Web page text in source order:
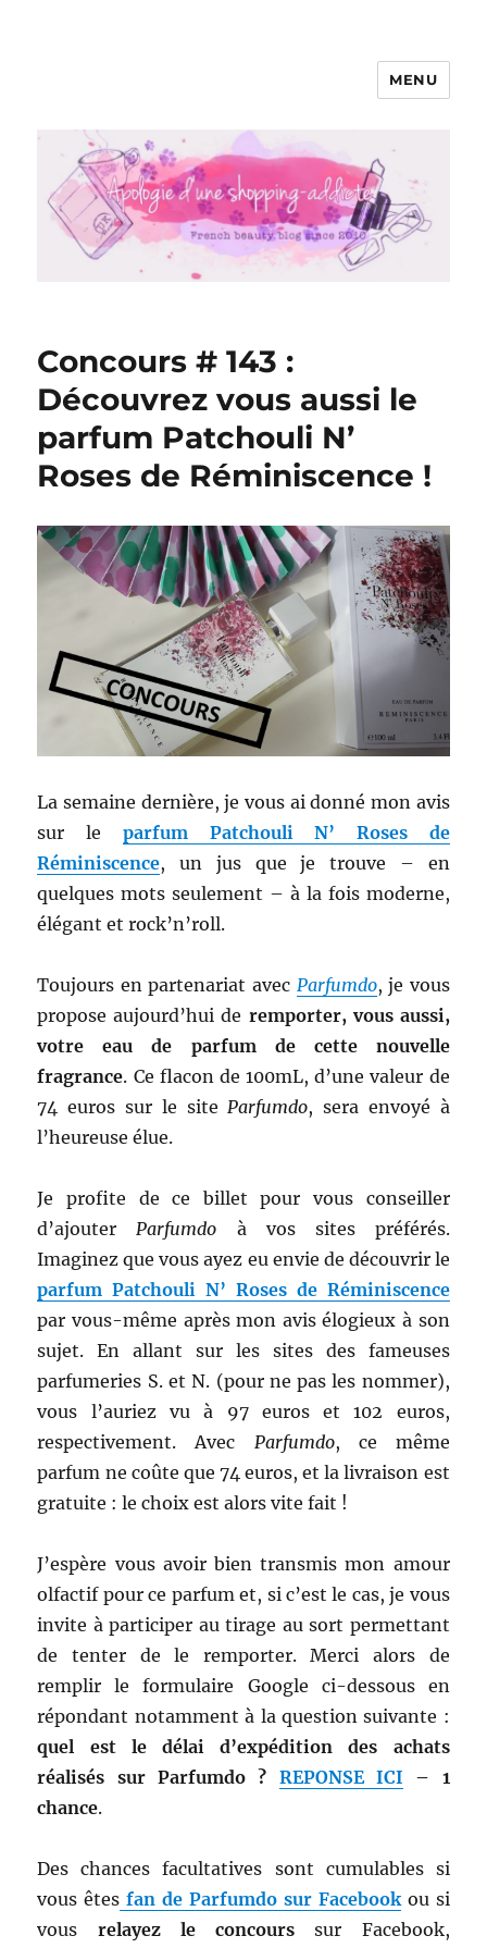
Apologie d'une Shopping-addicte
MENU
Concours # 143 :
Découvrez vous aussi le
parfum Patchouli N’
Roses de Réminiscence !
La semaine dernière, je vous ai donné mon avis
sur le parfum Patchouli N’ Roses de
Réminiscence, un jus que je trouve – en
quelques mots seulement – à la fois moderne,
élégant et rock’n’roll.
Toujours en partenariat avec Parfumdo, je vous
propose aujourd’hui de remporter, vous aussi,
votre eau de parfum de cette nouvelle
fragrance. Ce flacon de 100mL, d’une valeur de
74 euros sur le siteParfumdo, sera envoyé à
l’heureuse élue.
Je profite de ce billet pour vous conseiller
d’ajouterParfumdo à vos sites préférés.
Imaginez que vous ayez eu envie de découvrir le
parfum Patchouli N’ Roses de Réminiscence
par vous-même après mon avis élogieux à son
sujet. En allant sur les sites des fameuses
parfumeries S. et N. (pour ne pas les nommer),
vous l’auriez vu à 97 euros et 102 euros,
respectivement. Avec Parfumdo, ce même
parfum ne coûte que 74 euros, et la livraison est
gratuite : le choix est alors vite fait !
J’espère vous avoir bien transmis mon amour
olfactif pour ce parfum et, si c’est le cas, je vous
invite à participer au tirage au sort permettant
de tenter de le remporter. Merci alors de
remplir le formulaire Google ci-dessous en
répondant notamment à la question suivante :
quel est le délai d’expédition des achats
réalisés sur Parfumdo ? REPONSE ICI
– 1
chance.
Des chances facultatives sont cumulables si
vous êtes fan de Parfumdo sur Facebookou si
vous relayez le concours sur Facebook,